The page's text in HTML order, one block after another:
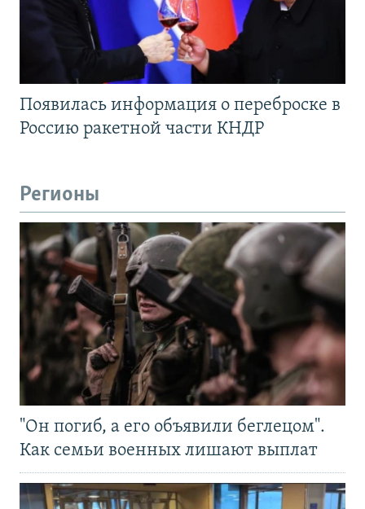
Появилась информация о переброске в
Россию ракетной части КНДР
Регионы
"Он погиб, а его объявили беглецом".
Как семьи военных лишают выплат